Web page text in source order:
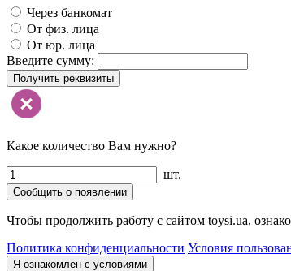
Через банкомат
От физ. лица
От юр. лица
Введите сумму:
Получить реквизиты
Какое количество Вам нужно?
шт.
Сообщить о появлении
Чтобы продолжить работу с сайтом toysi.ua,
Политика конфиденциальности Условия
Я ознакомлен с условиями